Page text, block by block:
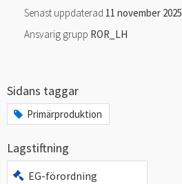
Senast uppdaterad 11 november 2025
Ansvarig grupp ROR_LH
Sidans taggar
Primärproduktion
Lagstiftning
EG-förordning